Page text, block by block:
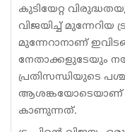
കുടിയേറ്റ
വിജയിച്ച്
മുന്നേറാനാണ്
നേതാക്കളുടേയും
പ്രതിസന്ധിയുടെ
ആശങ്കയോടെയാണ്
കാണുന്നത്.